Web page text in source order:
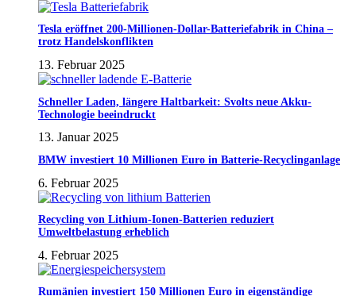
Tesla eröffnet 200-Millionen-Dollar-Batteriefabrik in China –
trotz Handelskonflikten
13. Februar 2025
Schneller Laden, längere Haltbarkeit: Svolts neue Akku-
Technologie beeindruckt
13. Januar 2025
BMW investiert 10 Millionen Euro in Batterie-Recyclinganlage
6. Februar 2025
Recycling von Lithium-Ionen-Batterien reduziert
Umweltbelastung erheblich
4. Februar 2025
Rumänien investiert 150 Millionen Euro in eigenständige